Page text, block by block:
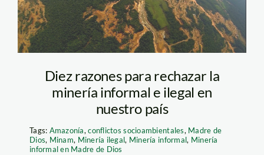
Diez razones para rechazar la
minería informal e ilegal en
nuestro país
Tags: Amazonía,conflictos socioambientales, Madre de
Dios, Minam, Minería ilegal, Minería informal, Minería
informal en Madre de Dios